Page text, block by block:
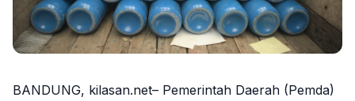
BANDUNG, kilasan.net– Pemerintah Daerah (Pemda)